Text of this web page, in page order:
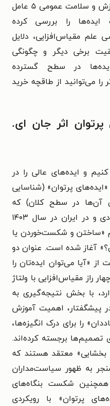
کسب‌وکار، سیاست‌گذاری، آموزش و سلامت عمومی ۵ عامل
ایده‌ها را بررسی کرده
مقیاس‌افزایی، دلایل
برخی دیگر و چگونگی
در سطح گسترده
را می‌توانید از طاقچه خرید
پرتوان اثر جان ای.
و ایده‌های عالی را در
پرتوان» (شناسایی
آن‌ها در سطح کلان) که
نخستین‌بار در سال ۲۰۲۲ میلادی و در ایران در سال ۱۴۰۳
«ساختن و شکست‌خوردن یا
آغاز شده است. عنوان دو
«آیا می‌توان ایده‌تان را
راز مقیاس‌افزایی با ولتاژ
که ۹ فصل دارد، با بخش نتیجه‌گیری به
پیشگفتار، اهمیت آموزش
را برای درک انگیزه‌ها،
تصمیم‌ها برجسته کرده‌اند.
معتقد هستند که
به ظهور سیاست‌مداران
همچنین شکست بنگاه‌های
پرتوان» با رویکردی